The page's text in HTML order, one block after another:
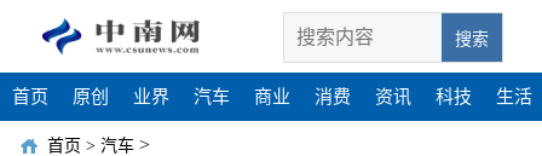
搜索
首页 原创 业界 汽车 商业 消费 资讯 科技 生活
首页 > 汽车 >